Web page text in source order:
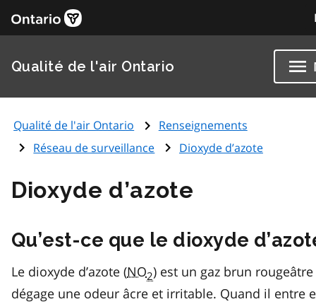
Qualité de l'air Ontario
Qualité de l'air Ontario
Renseignements
Réseau de surveillance
Dioxyde d’azote
Dioxyde d’azote
Qu’est-ce que le dioxyde
Le dioxyde d’azote (NO2) est un gaz brun
dégage une odeur âcre et irritable. Quand il entre